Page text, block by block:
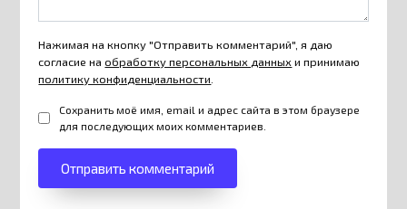
Нажимая на кнопку "Отправить комментарий", я даю
согласие наобработку персональных данныхи принимаю
политику конфиденциальности.
Сохранить моё имя, email и адрес сайта в этом браузере
для последующих моих комментариев.